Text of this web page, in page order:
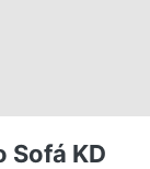
Sofá KD